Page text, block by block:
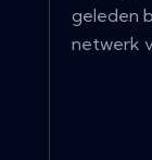
geleden
netwerk